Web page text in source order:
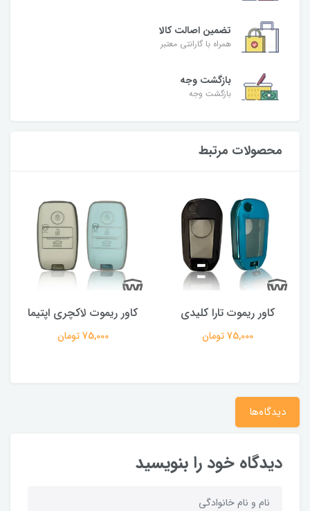
تضمین اصالت کالا
همراه با گارانتی معتبر
بازگشت وجه
بازگشت وجه
محصولات مرتبط
کاور ریموت تارا کلیدی
75,000 تومان
کاور ریموت لاکچری اپتیما
75,000 تومان
دیدگاه‌ها
دیدگاه خود را بنویسید